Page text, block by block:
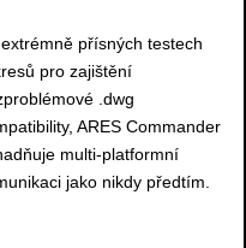
přísných testech
pro zajištění
.dwg
ARES Commander
multi-platformní
jako nikdy předtím.